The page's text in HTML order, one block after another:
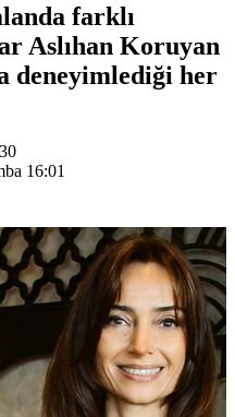
farklı
Aslıhan Koruyan
deneyimlediği her
16:01